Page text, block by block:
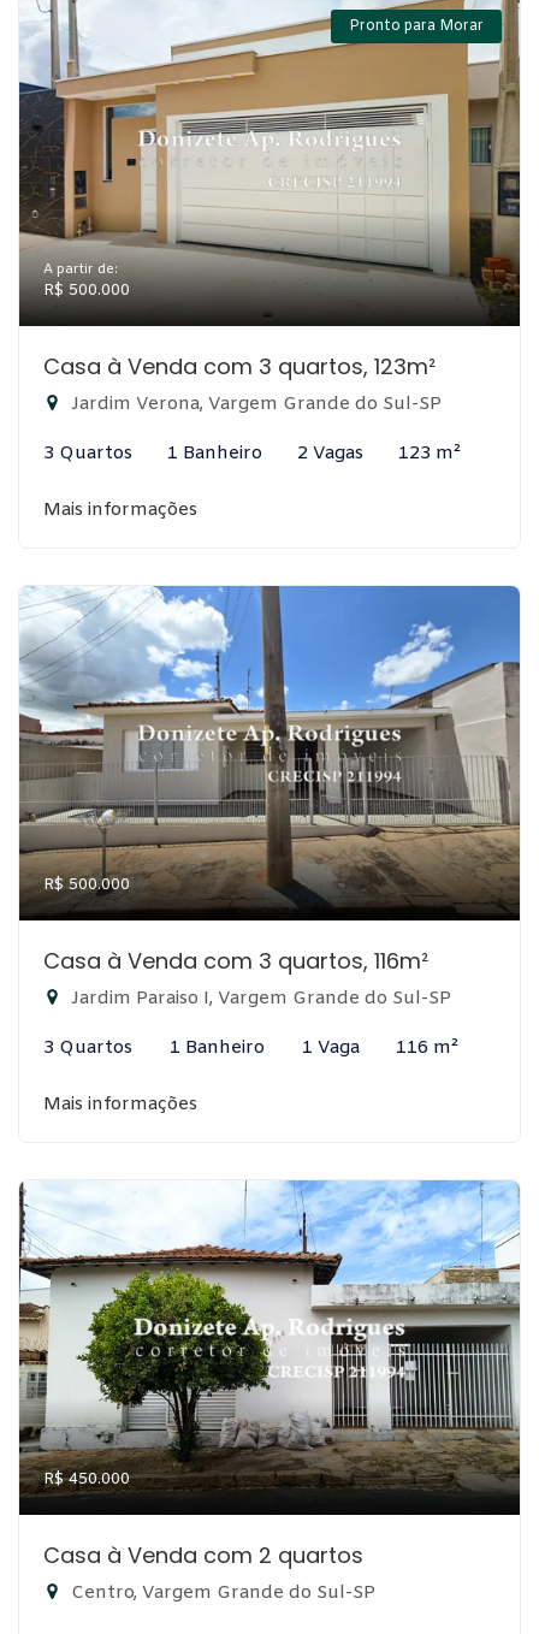
Pronto para Morar
A partir de:
R$ 500.000
Casa à Venda com 3 quartos, 123m²
Jardim Verona, Vargem Grande do Sul-SP
3 Quartos 1 Banheiro 2 Vagas 123 m²
Mais informações
R$ 500.000
Casa à Venda com 3 quartos, 116m²
Jardim Paraiso I, Vargem Grande do Sul-SP
3 Quartos 1 Banheiro 1 Vaga 116 m²
Mais informações
R$ 450.000
Casa à Venda com 2 quartos
Centro, Vargem Grande do Sul-SP